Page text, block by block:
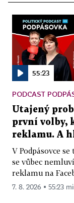
55:23
PODCAST
Utajený
první volby,
reklamu. A
V Podpásovce
se vůbec
reklamu na
7. 8. 2026 ▪ 55:23